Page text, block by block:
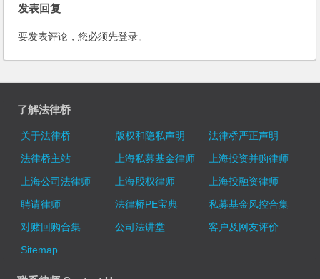
发表回复
要发表评论，您必须先登录。
了解法律桥
关于法律桥 版权和隐私声明
法律桥严正声明
法律桥主站
上海私募基金律师
上海投资并购律师
上海公司法律师
上海股权律师
上海投融资律师
聘请律师
法律桥PE宝典
私募基金风控合集
对赌回购合集
公司法讲堂
客户及网友评价
Sitemap